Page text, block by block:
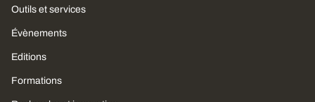
Outils et services
Évènements
Editions
Formations